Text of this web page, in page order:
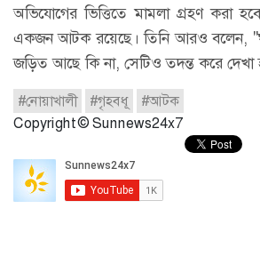
অভিযোগের ভিত্তিতে মামলা গ্রহণ করা
একজন আটক রয়েছে। তিনি আরও বলেন,
জড়িত আছে কি না, সেটিও তদন্ত করে দেখা
#নোয়াখালী #গৃহবধূ
#আটক
Copyright © Sunnews24x7